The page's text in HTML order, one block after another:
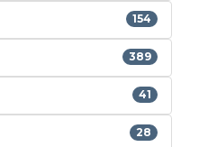
154
389
41
28